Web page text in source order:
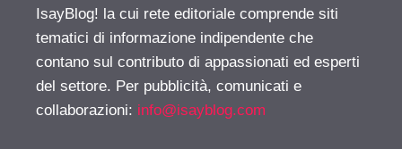
IsayBlog! la cui rete editoriale comprende siti
tematici di informazione indipendente che
contano sul contributo di appassionati ed esperti
del settore. Per pubblicità, comunicati e
collaborazioni: info@isayblog.com